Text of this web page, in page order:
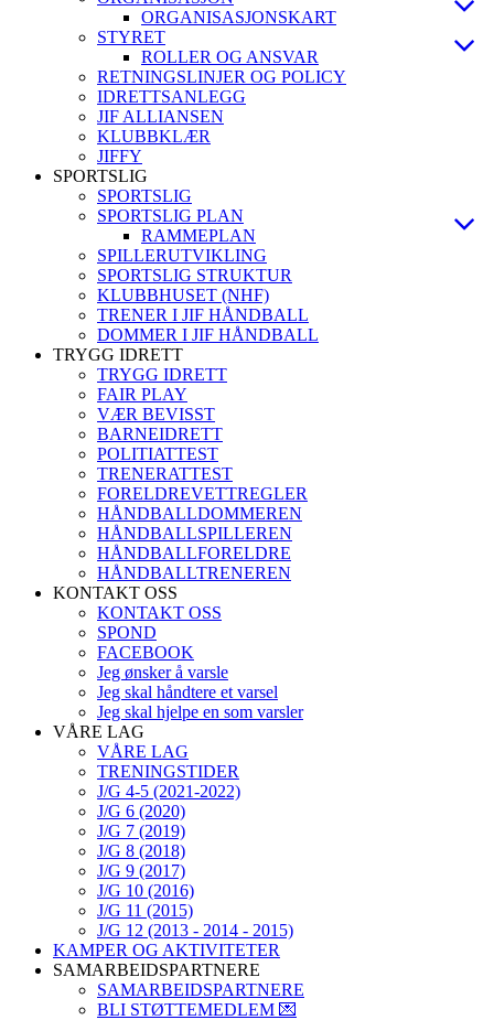
ORGANISASJONSKART
STYRET
ROLLER OG ANSVAR
RETNINGSLINJER OG POLICY
IDRETTSANLEGG
JIF ALLIANSEN
KLUBBKLÆR
JIFFY
SPORTSLIG
SPORTSLIG
SPORTSLIG PLAN
RAMMEPLAN
SPILLERUTVIKLING
SPORTSLIG STRUKTUR
KLUBBHUSET (NHF)
TRENER I JIF HÅNDBALL
DOMMER I JIF HÅNDBALL
TRYGG IDRETT
TRYGG IDRETT
FAIR PLAY
VÆR BEVISST
BARNEIDRETT
POLITIATTEST
TRENERATTEST
FORELDREVETTREGLER
HÅNDBALLDOMMEREN
HÅNDBALLSPILLEREN
HÅNDBALLFORELDRE
HÅNDBALLTRENEREN
KONTAKT OSS
KONTAKT OSS
SPOND
FACEBOOK
Jeg ønsker å varsle
Jeg skal håndtere et varsel
Jeg skal hjelpe en som varsler
VÅRE LAG
VÅRE LAG
TRENINGSTIDER
J/G 4-5 (2021-2022)
J/G 6 (2020)
J/G 7 (2019)
J/G 8 (2018)
J/G 9 (2017)
J/G 10 (2016)
J/G 11 (2015)
J/G 12 (2013 - 2014 - 2015)
KAMPER OG AKTIVITETER
SAMARBEIDSPARTNERE
SAMARBEIDSPARTNERE
BLI STØTTEMEDLEM 💌